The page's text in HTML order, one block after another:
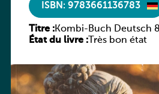
ISBN: 9783661136783
Titre :Kombi-Buch Deutsch
(Neue Ausgabe
État du livre :Très bon état